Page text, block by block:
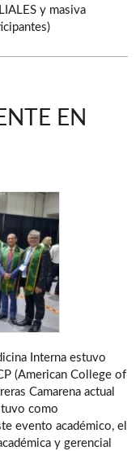
y masiva
EN
Interna estuvo
(American College of
Camarena actual
como
evento académico, el
y gerencial